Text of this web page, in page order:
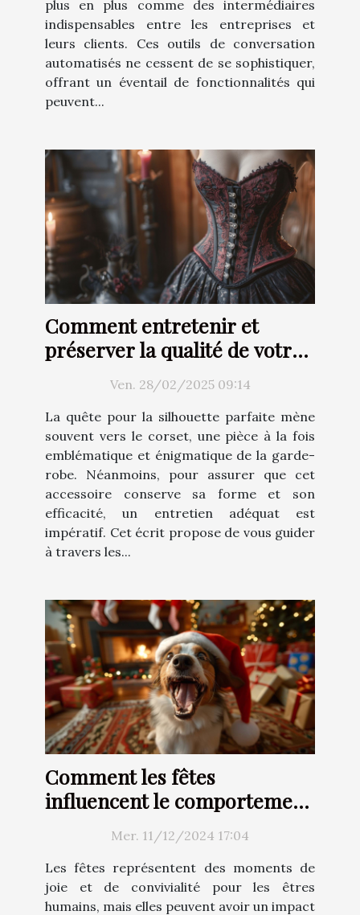
plus en plus comme des intermédiaires
indispensables entre les entreprises et
leurs clients. Ces outils de conversation
automatisés ne cessent de se sophistiquer,
offrant un éventail de fonctionnalités qui
peuvent...
Comment entretenir et
préserver la qualité de votre
Ven. 28/02/2025 09:14
La quête pour la silhouette parfaite mène
souvent vers le corset, une pièce à la fois
emblématique et énigmatique de la garde-
robe. Néanmoins, pour assurer que cet
accessoire conserve sa forme et son
efficacité, un entretien adéquat est
impératif. Cet écrit propose de vous guider
à travers les...
Comment les fêtes
influencent le comportement
des animaux domestiques
Mer. 11/12/2024 17:04
Les fêtes représentent des moments de
joie et de convivialité pour les êtres
humains, mais elles peuvent avoir un impact